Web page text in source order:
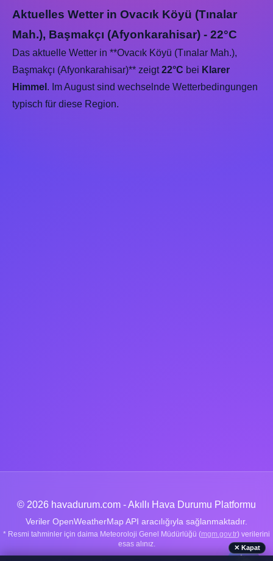
Aktuelles Wetter in Ovacık Köyü (Tınalar
Mah.), Başmakçı (Afyonkarahisar) - 22°C
Das aktuelle Wetter in **Ovacık Köyü (Tınalar Mah.),
Başmakçı (Afyonkarahisar)** zeigt22°C bei Klarer
Himmel . Im August sind wechselnde Wetterbedingungen
typisch für diese Region.
© 2026 havadurum.com - Akıllı Hava Durumu Platformu
Veriler OpenWeatherMap API aracılığıyla sağlanmaktadır.
* Resmi tahminler için daima Meteoroloji Genel Müdürlüğü (mgm.gov.tr) verilerini
esas alınız.
✕ Kapat